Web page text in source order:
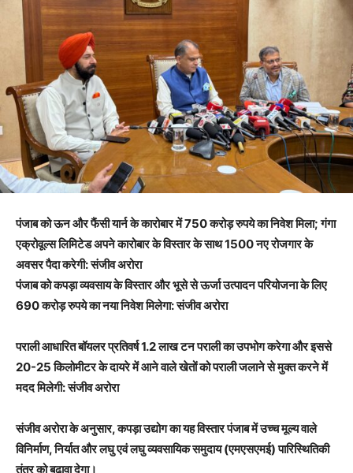
पंजाब को ऊन और फैंसी यार्न के कारोबार में 750 करोड़ रुपये का निवेश मिला; गंगा
एक्रोवूल्स लिमिटेड अपने कारोबार के विस्तार के साथ 1500 नए रोजगार के
अवसर पैदा करेगी: संजीव अरोरा
पंजाब को कपड़ा व्यवसाय के विस्तार और भूसे से ऊर्जा उत्पादन परियोजना के लिए
690 करोड़ रुपये का नया निवेश मिलेगा: संजीव अरोरा
पराली आधारित बॉयलर प्रतिवर्ष 1.2 लाख टन पराली का उपभोग करेगा और इससे
20-25 किलोमीटर के दायरे में आने वाले खेतों को पराली जलाने से मुक्त करने में
मदद मिलेगी: संजीव अरोरा
संजीव अरोरा के अनुसार, कपड़ा उद्योग का यह विस्तार पंजाब में उच्च मूल्य वाले
विनिर्माण, निर्यात और लघु एवं लघु व्यवसायिक समुदाय (एमएसएमई) पारिस्थितिकी
तंत्र को बढ़ावा देगा।